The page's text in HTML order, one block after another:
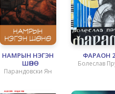
НАМРЫН НЭГЭН
ШӨНӨ
Парандовски Ян
ФАРАОН 2
Болеслав